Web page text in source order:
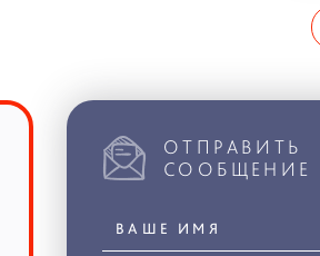
ОТПРАВИТЬ
СООБЩЕНИЕ